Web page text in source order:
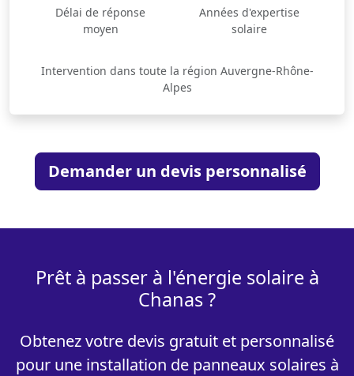
Délai de réponse
moyen
Années d'expertise
solaire
Intervention dans toute la région Auvergne-Rhône-
Alpes
Demander un devis personnalisé
Prêt à passer à l'énergie solaire à
Chanas ?
Obtenez votre devis gratuit et personnalisé
pour une installation de panneaux solaires à